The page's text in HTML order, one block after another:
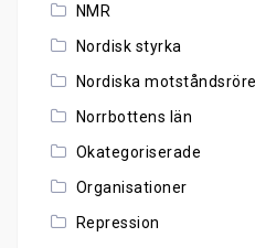
NMR
Nordisk styrka
Nordiska
Norrbottens län
Okategoriserade
Organisationer
Repression